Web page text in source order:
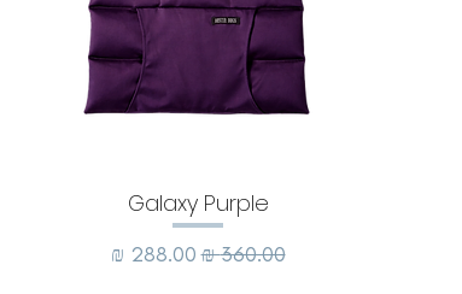
Galaxy Purple
מחיר רגיל‏360.00 ‏₪ מחיר מבצע